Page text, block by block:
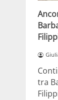
tra